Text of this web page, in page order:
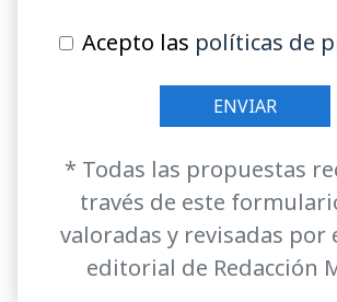
Acepto las políticas de
* Todas las propuestas
través de este
valoradas y revisadas por
editorial de Redacción